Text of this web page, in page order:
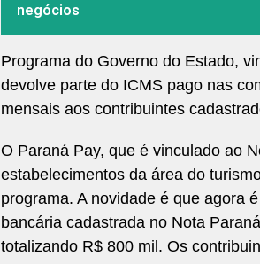
negócios
Programa do Governo do Estado,
devolve parte do ICMS pago nas
mensais aos contribuintes
O Paraná Pay, que é vinculado ao
estabelecimentos da área do
programa. A novidade é que agora
bancária cadastrada no Nota
totalizando R$ 800 mil. Os